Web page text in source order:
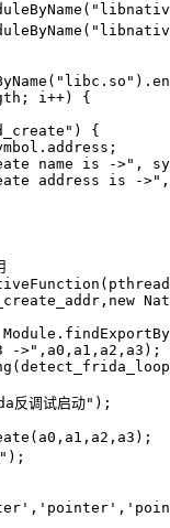
i++) {
{
name is ->",
address is -
->",a0,a1,a2,a3);
调试启动");